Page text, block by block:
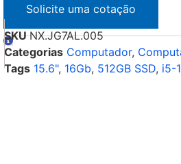
SKUNX.JG7AL.005
Categorias Computador,
Tags 15.6", 16Gb, 512GB SSD, i5-